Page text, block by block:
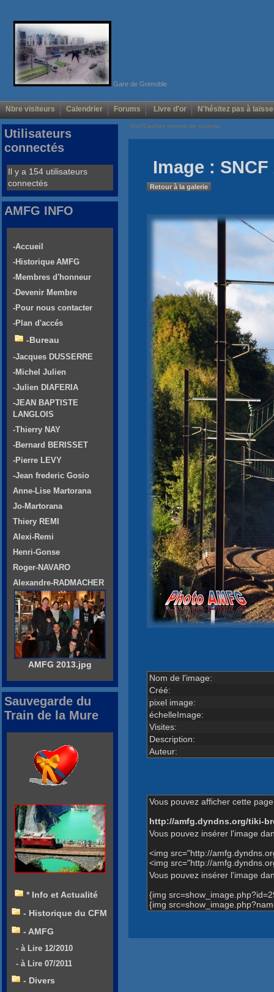
Gare de Grenoble
Nbre visiteurs Calendrier Forums Livre d'or N'hésitez pas à
Voir/Cacher menus de gauche
Image :
Retour à la galerie
Nom de l'image:
Créé:
pixel image:
échelleImage:
Visites:
Description:
Auteur:
Vous pouvez afficher cette
http://amfg.dyndns.org/tiki-
Vous pouvez insérer l'image
<img src="http://
<img src="http://
Vous pouvez insérer l'image
{img
{img
Utilisateurs
connectés
Il y a 154 utilisateurs
connectés
AMFG INFO
-Accueil
-Historique AMFG
-Membres d'honneur
-Devenir Membre
-Pour nous contacter
-Plan d'accés
-Bureau
-Jacques DUSSERRE
-Michel Julien
-Julien DIAFERIA
-JEAN BAPTISTE
LANGLOIS
-Thierry NAY
-Bernard BERISSET
-Pierre LEVY
-Jean frederic Gosio
Anne-Lise Martorana
Jo-Martorana
Thiery REMI
Alexi-Remi
Henri-Gonse
Roger-NAVARO
Alexandre-RADMACHER
AMFG 2013.jpg
Sauvegarde du
Train de la Mure
* Info et Actualité
- Historique du CFM
- AMFG
- à Lire 12/2010
- à Lire 07/2011
- Divers